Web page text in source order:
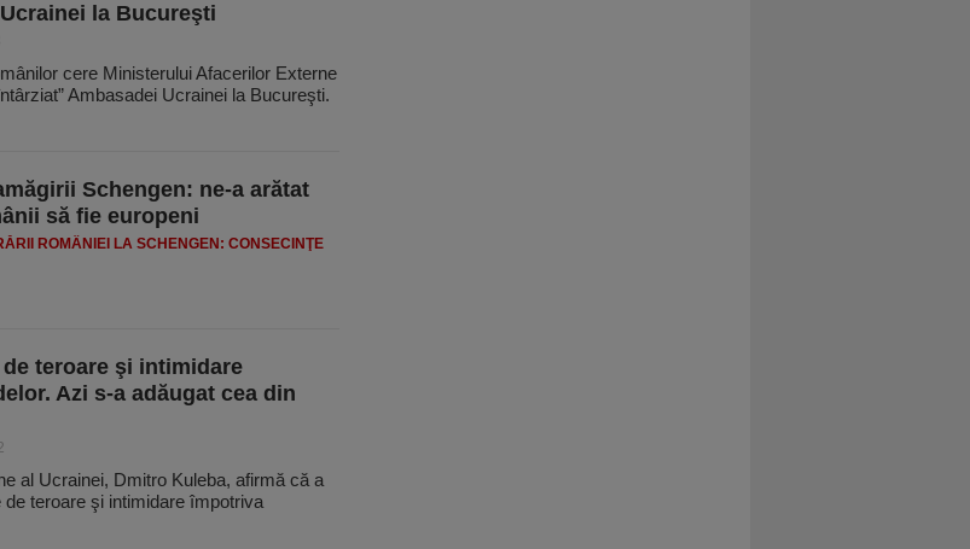
la Bucureşti
cere Ministerului Afacerilor Externe
Ambasadei Ucrainei la Bucureşti.
Schengen: ne-a arătat
să fie europeni
ROMÂNIEI LA SCHENGEN: CONSECINŢE
teroare şi intimidare
Azi s-a adăugat cea din
al Ucrainei, Dmitro Kuleba, afirmă că a
de teroare şi intimidare împotriva